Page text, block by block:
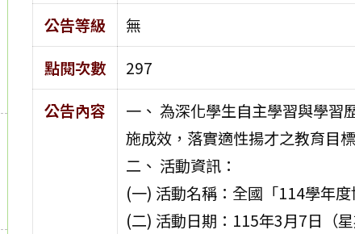
公告等級
無
點閱次數
297
公告內容
一、 為深化學生自主學習與學習
施成效，落實適性揚才之教育目
二、 活動資訊：
(一) 活動名稱：全國「114學年
(二) 活動日期：115年3月7日（